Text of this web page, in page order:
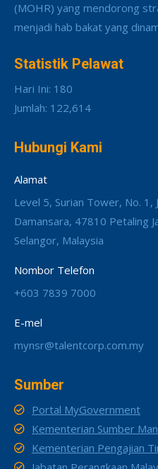
(MOHR) yang mendorong
menjadi hab bakat yang
Statistik Pelawat
Hari Ini: 180
Jumlah: 122,614
Hubungi Kami
Alamat
Level 5, Surian Tower, No. 1,
Damansara, 47810 Petaling
Selangor, Malaysia
Nombor Telefon
+603 7839 7000
E-mel
mynsr@talentcorp.com.my
Sumber
Portal MyGovernment
Kementerian Sumber
Kementerian Pengajian